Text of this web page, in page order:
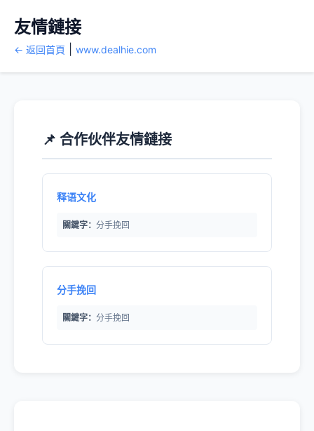
友情鏈接
← 返回首頁 www.dealhie.com
📌 合作伙伴友情鏈接
释语文化
關鍵字： 分手挽回
分手挽回
關鍵字： 分手挽回